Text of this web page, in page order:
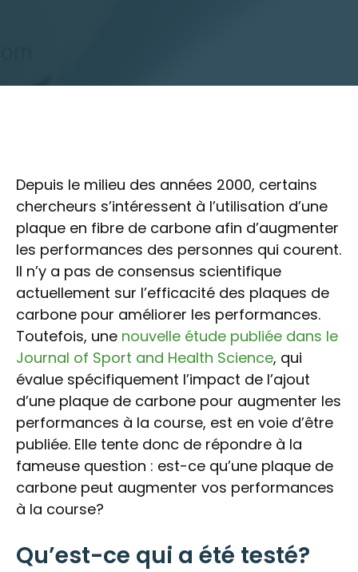
Depuis le milieu des années 2000, certains
chercheurs s’intéressent à l’utilisation d’une
plaque en fibre de carbone afin d’augmenter
les performances des personnes qui courent.
Il n’y a pas de consensus scientifique
actuellement sur l’efficacité des plaques de
carbone pour améliorer les performances.
Toutefois, une nouvelle étude publiée dans le
Journal of Sport and Health Science, qui
évalue spécifiquement l’impact de l’ajout
d’une plaque de carbone pour augmenter les
performances à la course, est en voie d’être
publiée. Elle tente donc de répondre à la
fameuse question : est-ce qu’une plaque de
carbone peut augmenter vos performances
à la course?
Qu’est-ce qui a été testé?